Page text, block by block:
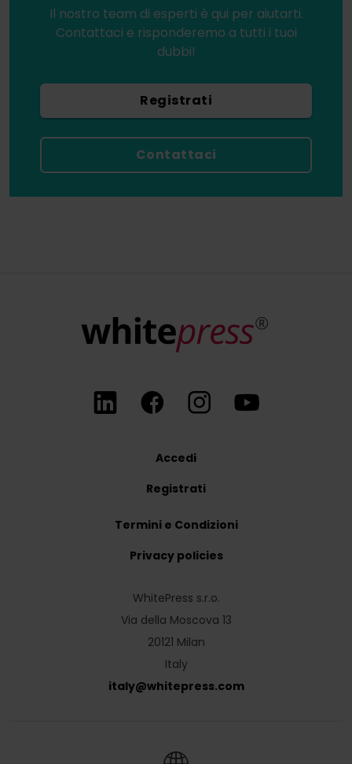
Il nostro team di esperti è qui per aiutarti.
Contattaci e risponderemo a tutti i tuoi
dubbi!
Registrati
Contattaci
Accedi
Registrati
WhitePress s.r.o.
Via della Moscova 13
20121 Milan
Italy
italy@whitepress.com
Termini e Condizioni
Privacy policies